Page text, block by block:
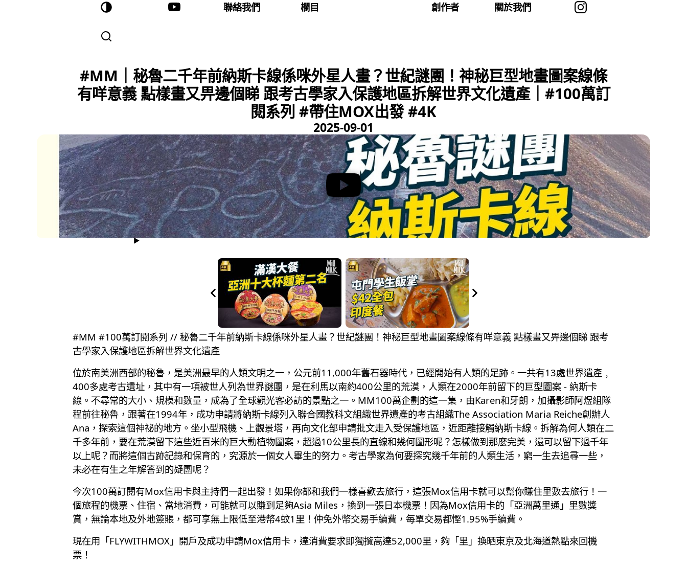
聯絡我們 欄目 創作者 關於我們
#MM｜秘魯二千年前納斯卡線係咪外星人畫？世紀謎團！神秘巨型地畫圖案線條
有咩意義 點樣畫又畀邊個睇 跟考古學家入保護地區拆解世界文化遺產｜#100萬訂
閱系列 #帶住MOX出發 #4K
2025-09-01
#MM #100萬訂閱系列 // 秘魯二千年前納斯卡線係咪外星人畫？世紀謎團！神秘巨型地畫圖案線條有咩意義 點樣畫又畀邊個睇 跟考
古學家入保護地區拆解世界文化遺產
位於南美洲西部的秘魯，是美洲最早的人類文明之一，公元前11,000年舊石器時代，已經開始有人類的足跡。一共有13處世界遺產﹐
400多處考古遺址，其中有一項被世人列為世界謎團，是在利馬以南約400公里的荒漠，人類在2000年前留下的巨型圖案 - 納斯卡
線。不尋常的大小、規模和數量，成為了全球觀光客必訪的景點之一。MM100萬企劃的這一集，由Karen和牙朗，加攝影師阿煜組隊
程前往秘魯，跟著在1994年，成功申請將納斯卡線列入聯合國教科文組織世界遺產的考古組織The Association Maria Reiche創辦人
Ana，探索這個神祕的地方。坐小型飛機、上觀景塔，再向文化部申請批文走入受保護地區，近距離接觸納斯卡線。拆解為何人類在二
千多年前，要在荒漠留下這些近百米的巨大動植物圖案，超過10公里長的直線和幾何圖形呢？怎樣做到那麼完美，還可以留下過千年
以上呢？而將這個古跡記錄和保育的，究源於一個女人畢生的努力。考古學家為何要探究幾千年前的人類生活，窮一生去追尋一些，
未必在有生之年解答到的疑團呢？
今次100萬訂閱有Mox信用卡與主持們一起出發！如果你都和我們一樣喜歡去旅行，這張Mox信用卡就可以幫你賺住里數去旅行！一
個旅程的機票、住宿、當地消費，可能就可以賺到足夠Asia Miles，換到一張日本機票！因為Mox信用卡的「亞洲萬里通」里數獎
賞，無論本地及外地簽賬，都可享無上限低至港幣4蚊1里！仲免外幣交易手續費，每單交易都慳1.95%手續費。
現在用「FLYWITHMOX」開戶及成功申請Mox信用卡，達消費要求即獨攬高達52,000里，夠「里」換晒東京及北海道熱點來回機
票！